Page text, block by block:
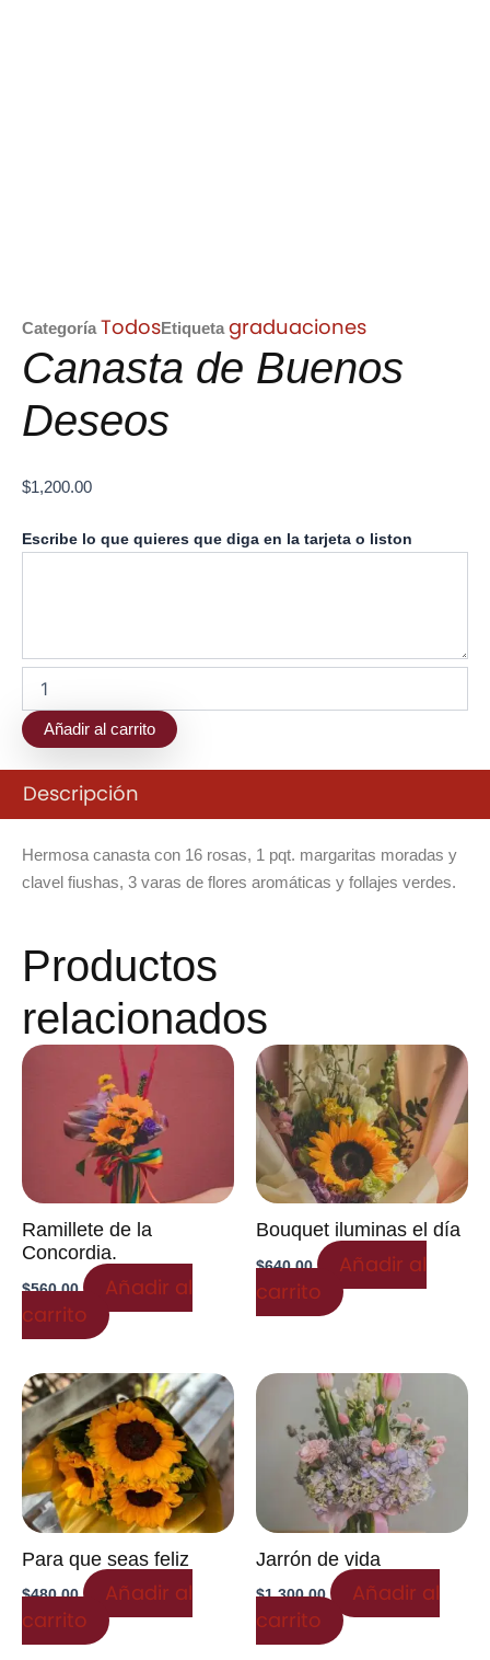
Categoría TodosEtiqueta graduaciones
Canasta de Buenos
Deseos
$1,200.00
Escribe lo que quieres que diga en la tarjeta o liston
Canasta
de
Añadir al carrito
Descripción
Hermosa canasta con 16 rosas, 1 pqt. margaritas moradas y
clavel fiushas, 3 varas de flores aromáticas y follajes verdes.
Productos
relacionados
Ramillete de la
Concordia.
$560.00
Añadir al
carrito
Bouquet iluminas el día
$640.00
Añadir al
carrito
Para que seas feliz
$480.00
Añadir al
carrito
Jarrón de vida
$1,300.00
Añadir al
carrito